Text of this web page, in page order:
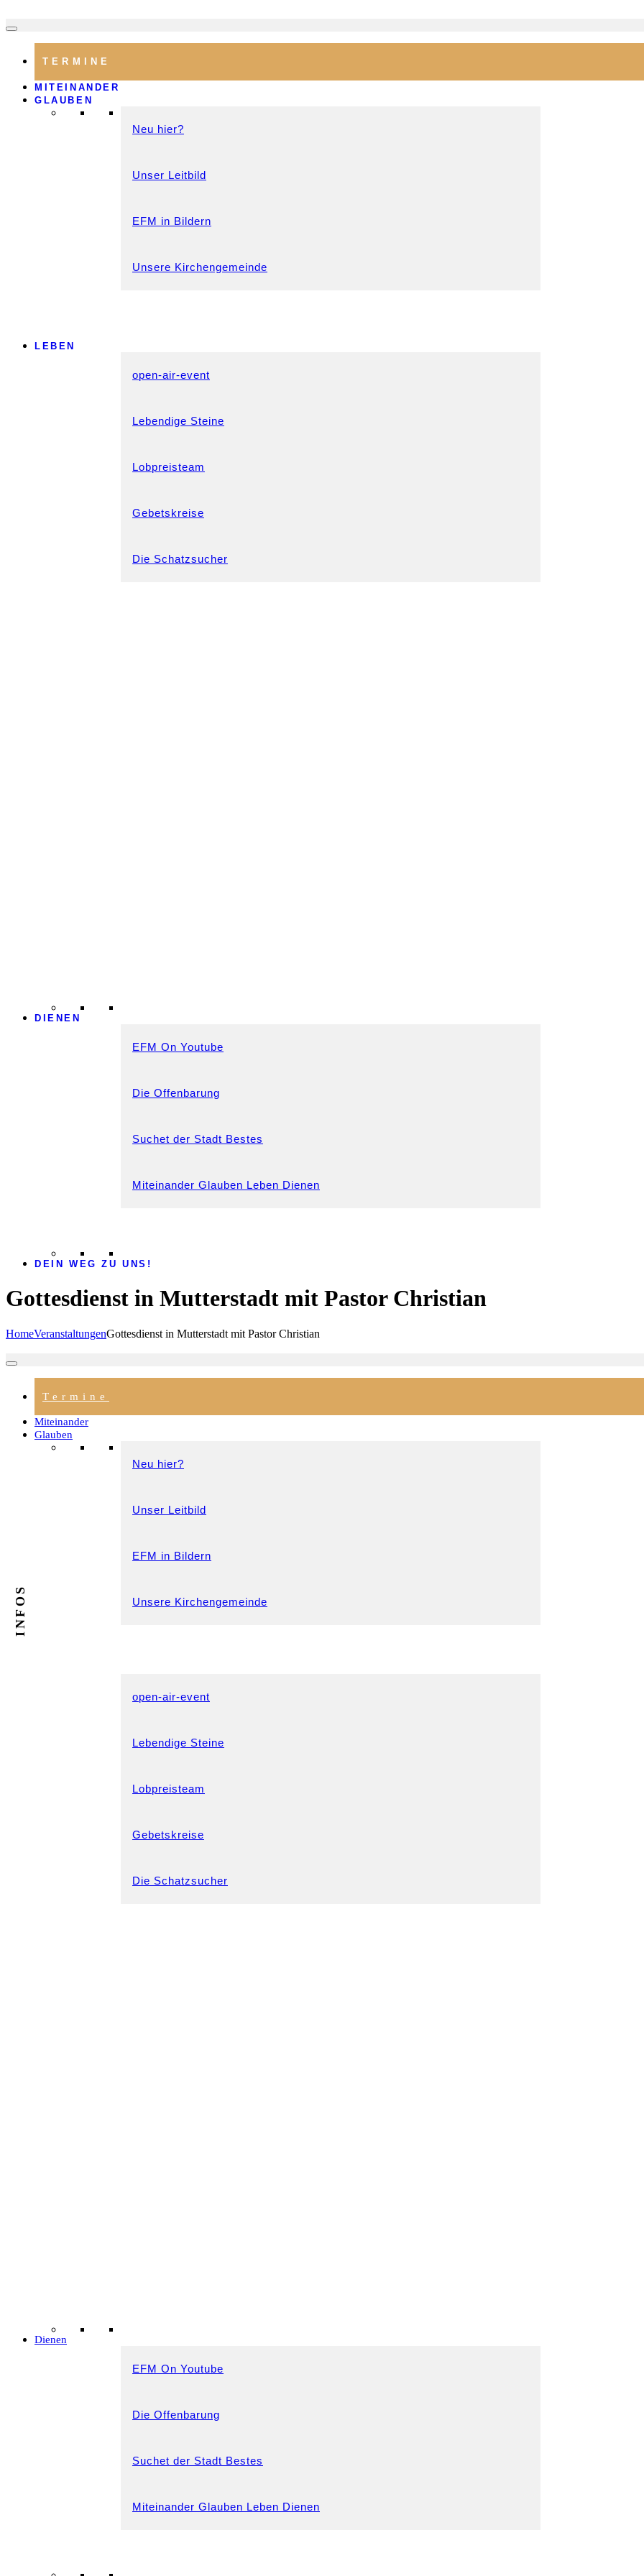
TERMINE
MITEINANDER
GLAUBEN
Neu hier?
Unser Leitbild
EFM in Bildern
Unsere Kirchengemeinde
LEBEN
open-air-event
Lebendige Steine
Lobpreisteam
Gebetskreise
Die Schatzsucher
DIENEN
EFM On Youtube
Die Offenbarung
Suchet der Stadt Bestes
Miteinander Glauben Leben Dienen
DEIN WEG ZU UNS!
Gottesdienst in Mutterstadt mit Pastor Christian
HomeVeranstaltungenGottesdienst in Mutterstadt mit Pastor Christian
Termine
Miteinander
Glauben
Neu hier?
Unser Leitbild
EFM in Bildern
Unsere Kirchengemeinde
open-air-event
Lebendige Steine
Lobpreisteam
Gebetskreise
Die Schatzsucher
Dienen
EFM On Youtube
Die Offenbarung
Suchet der Stadt Bestes
Miteinander Glauben Leben Dienen
INFOS